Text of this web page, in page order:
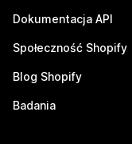
Dokumentacja API
Społeczność Shopify
Blog Shopify
Badania